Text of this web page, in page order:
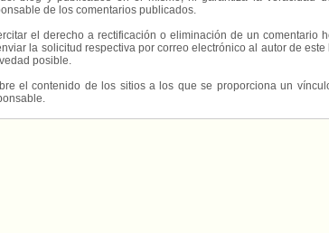
de los comentarios publicados.
el derecho a rectificación o eliminación de un comentario
la solicitud respectiva por correo electrónico al autor de este
posible.
el contenido de los sitios a los que se proporciona un